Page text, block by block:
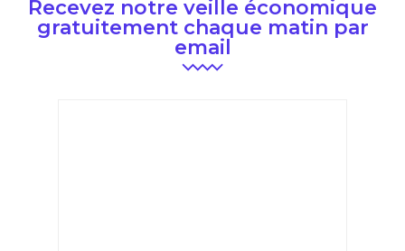
Recevez notre veille économique
gratuitement chaque matin par
email